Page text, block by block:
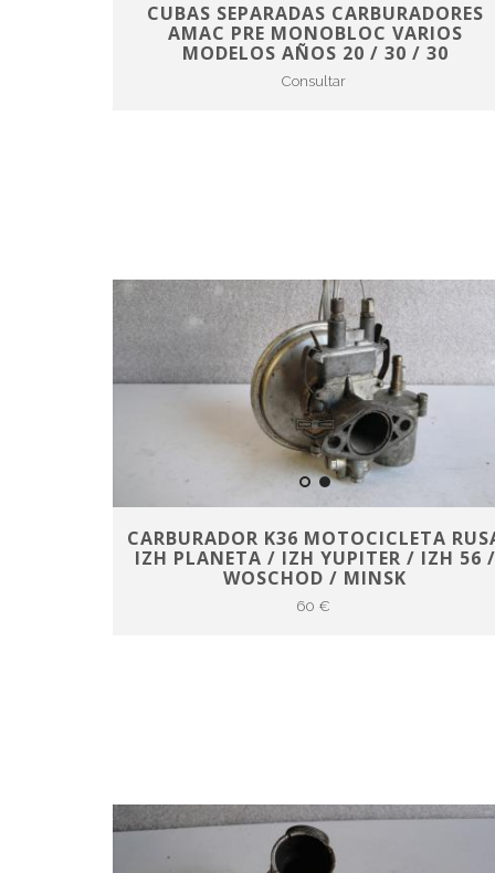
CUBAS SEPARADAS CARBURADORES
AMAC PRE MONOBLOC VARIOS
MODELOS AÑOS 20 / 30 / 30
Consultar
CARBURADOR K36 MOTOCICLETA
IZH PLANETA / IZH YUPITER / IZH 56 /
WOSCHOD / MINSK
60 €